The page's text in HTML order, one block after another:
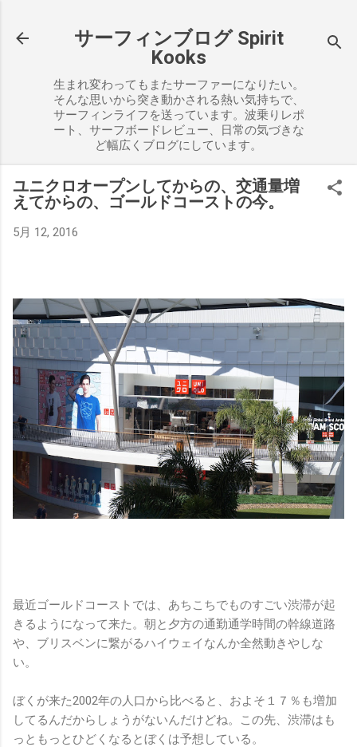
サーフィンブログ Spirit
Kooks
生まれ変わってもまたサーファーになりたい。
そんな思いから突き動かされる熱い気持ちで、
サーフィンライフを送っています。波乗りレポ
ート、サーフボードレビュー、日常の気づきな
ど幅広くブログにしています。
ユニクロオープンしてからの、交通量増
えてからの、ゴールドコーストの今。
5月 12, 2016
最近ゴールドコーストでは、あちこちでものすごい渋滞が起
きるようになって来た。朝と夕方の通勤通学時間の幹線道路
や、ブリスベンに繋がるハイウェイなんか全然動きやしな
い。
ぼくが来た2002年の人口から比べると、およそ１７％も増加
してるんだからしょうがないんだけどね。この先、渋滞はも
っともっとひどくなるとぼくは予想している。